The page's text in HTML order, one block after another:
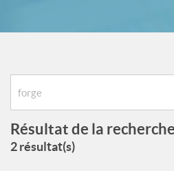
Résultat de la
2 résultat(s)